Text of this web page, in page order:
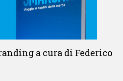
a cura di Federico